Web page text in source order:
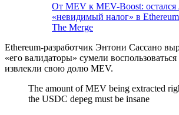
От MEV к MEV-Boost: остался
«невидимый налог» в
The Merge
Ethereum-разработчик Энтони Сассано
«его валидаторы» сумели
извлекли свою долю MEV.
The amount of MEV being extracted
the USDC depeg must be insane